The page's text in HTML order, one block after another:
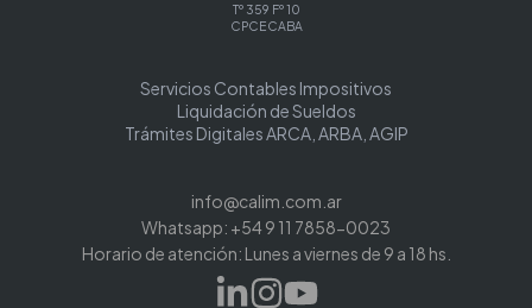
Tº 359 Fº 10
CPCECABA
Servicios Contables Impositivos
Liquidación de Sueldos
Trámites Digitales ARCA, ARBA, AGIP
info@calim.com.ar
Whatsapp: +54 9 11 7858-0023
Horario de atención: Lunes a viernes de 9 a 18 hs.